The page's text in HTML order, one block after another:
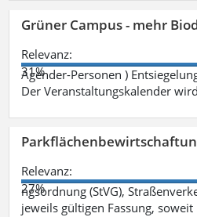
Grüner Campus - mehr
Relevanz:
31%
Agender-Personen )
Der Veranstaltungskalender
Relevanz:
27%
ngsordnung (StVG),
jeweils gültigen Fassung,